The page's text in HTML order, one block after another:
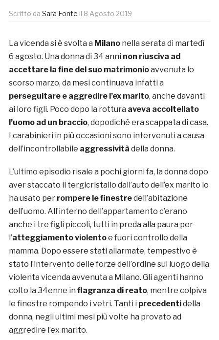
Scritto da Sara Fonte il 8 Agosto 2019
La vicenda si è svolta a Milanonella serata di martedì
6 agosto. Una donna di 34 anni non riusciva ad
accettare la fine del suo matrimonioavvenuta lo
scorso marzo, da mesi continuava infatti a
perseguitare e aggredire l’ex marito, anche davanti
ai loro figli. Poco dopo la rottura aveva accoltellato
l’uomo ad un braccio, dopodiché era scappata di casa.
I carabinieri in più occasioni sono intervenuti a causa
dell’incontrollabile aggressività della donna.
L’ultimo episodio risale a pochi giorni fa, la donna dopo
aver staccato il tergicristallo dall’auto dell’ex marito lo
ha usato per rompere le finestredell’abitazione
dell’uomo. All’interno dell’appartamento c’erano
anche i tre figli piccoli, tutti in preda alla paura per
l’atteggiamento violentoe fuori controllo della
mamma. Dopo essere stati allarmate, tempestivo è
stato l’intervento delle forze dell’ordine sul luogo della
violenta vicenda avvenuta a Milano. Gli agenti hanno
colto la 34enne in flagranza di reato, mentre colpiva
le finestre rompendo i vetri. Tanti i precedentidella
donna, negli ultimi mesi più volte ha provato ad
aggredire l’ex marito.